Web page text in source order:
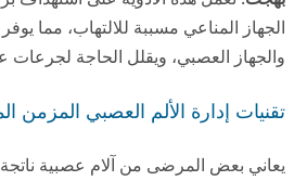
الجهاز المناعي مسببة للالتهاب، مما
والجهاز العصبي، ويقلل الحاجة لجرعات
تقنيات إدارة الألم العصبي المزمن
يعاني بعض المرضى من آلام عصبية ناتجة